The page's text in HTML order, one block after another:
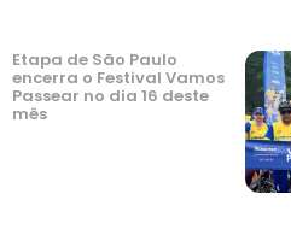
Etapa de São Paulo
encerra o Festival Vamos
Passear no dia 16 deste
mês